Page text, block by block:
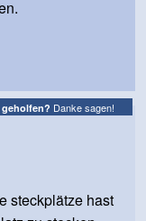
geholfen? Danke sagen!
steckplätze hast